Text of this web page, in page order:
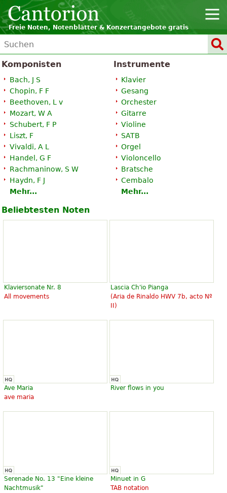
Freie Noten, Notenblätter & Konzertangebote gratis
Komponisten
Bach, J S
Chopin, F F
Beethoven, L v
Mozart, W A
Schubert, F P
Liszt, F
Vivaldi, A L
Handel, G F
Rachmaninow, S W
Haydn, F J
Mehr...
Instrumente
Klavier
Gesang
Orchester
Gitarre
Violine
SATB
Orgel
Violoncello
Bratsche
Cembalo
Mehr...
Beliebtesten Noten
Klaviersonate Nr. 8
All movements
Lascia Ch'io Pianga
(Aria de Rinaldo HWV 7b, acto Nº
II)
Ave Maria
ave maria
River flows in you
Serenade No. 13 "Eine kleine
Nachtmusik"
Minuet in G
TAB notation